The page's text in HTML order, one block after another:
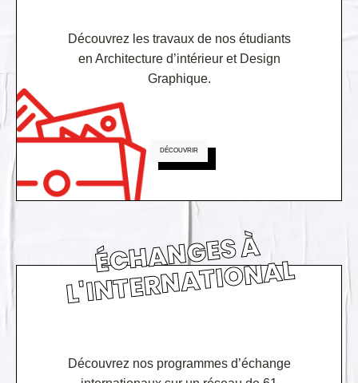
Découvrez les travaux de nos étudiants
en Architecture d’intérieur et Design
Graphique.
DÉCOUVRIR
É
C
H
A
N
GE
S
À
L'I
N
TE
R
N
A
TI
O
N
AL
Découvrez nos programmes d’échange